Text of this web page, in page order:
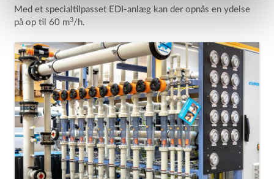
Med et specialtilpasset EDI-anlæg kan der opnås en ydelse
på op til 60 m3/h.